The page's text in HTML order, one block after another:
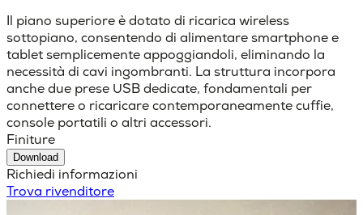
Il piano superiore è dotato di ricarica wireless
sottopiano, consentendo di alimentare smartphone e
tablet semplicemente appoggiandoli, eliminando la
necessità di cavi ingombranti. La struttura incorpora
anche due prese USB dedicate, fondamentali per
connettere o ricaricare contemporaneamente cuffie,
console portatili o altri accessori.
Finiture
Download
Richiedi informazioni
Trova rivenditore